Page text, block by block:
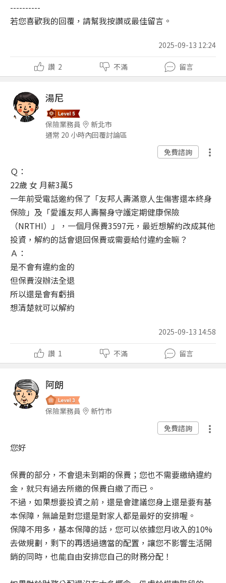
----------
若您喜歡我的回覆，請幫我按讚或最佳留言。
2025-09-13 12:24
讚 2 不滿 留言
湯尼
保險業務員
新北市
通常 20 小時內回覆討論區
免費諮詢
Ｑ：
22歲 女 月薪3萬5
一年前受電話邀約保了「友邦人壽滿意人生傷害還本終身
保險」及「愛護友邦人壽醫身守護定期健康保險
（NRTHI）」，一個月保費3597元，最近想解約改成其他
投資，解約的話會退回保費或需要給付違約金嘛？
Ａ：
是不會有違約金的
但保費沒辦法全退
所以還是會有虧損
想清楚就可以解約
2025-09-13 14:58
讚 1 不滿 留言
阿朗
保險業務員
新竹市
免費諮詢
您好
保費的部分，不會退未到期的保費；您也不需要繳納違約
金，就只有過去所繳的保費白繳了而已。
不過，如果想要投資之前，還是會建議您身上還是要有基
本保障，無論是對您還是對家人都是最好的安排喔。
保障不用多，基本保障的話，您可以依據您月收入的10%
去做規劃，剩下的再透過適當的配置，讓您不影響生活開
銷的同時，也能自由安排您自己的財務分配！